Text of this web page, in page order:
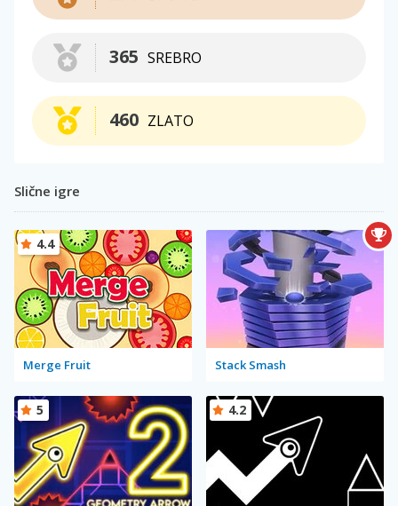
SREBRO
365
ZLATO
460
Slične igre
Merge Fruit
4.4
Stack Smash
5 4.2